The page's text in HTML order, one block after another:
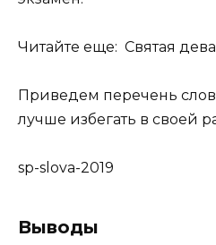
Читайте еще: Святая
Приведем перечень
лучше избегать в своей
sp-slova-2019
Выводы